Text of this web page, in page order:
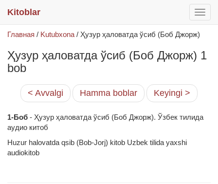
меню
Kitoblar
Главная / Kutubxona / Ҳузур ҳаловатда ўсиб (Боб Джорж)
Ҳузур ҳаловатда ўсиб (Боб Джорж) 1
bob
< Avvalgi Hamma boblar Keyingi >
1-Боб - Ҳузур ҳаловатда ўсиб (Боб Джорж). Ўзбек тилида
аудио китоб
Huzur halovatda qsib (Bob-Jorj) kitob Uzbek tilida yaxshi
audiokitob